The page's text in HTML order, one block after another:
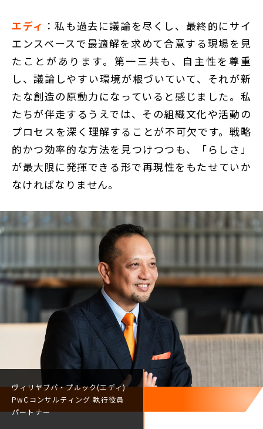
エディ ：私も過去に議論を尽くし、最終的にサイ
エンスベースで最適解を求めて合意する現場を見
たことがあります。第一三共も、自主性を尊重
し、議論しやすい環境が根づいていて、それが新
たな創造の原動力になっていると感じました。私
たちが伴走するうえでは、その組織文化や活動の
プロセスを深く理解することが不可欠です。戦略
的かつ効率的な方法を見つけつつも、「らしさ」
が最大限に発揮できる形で再現性をもたせていか
なければなりません。
ヴィリヤブパ・プルック(エディ)
PwCコンサルティング執行役員
パートナー